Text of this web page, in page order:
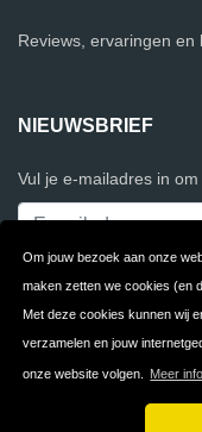
Om jouw bezoek aan onze
maken zetten we cookies (en
Met deze cookies kunnen wij
verzamelen en jouw
onze website volgen. Meer
Reviews, ervaringen
NIEUWSBRIEF
Vul je e-mailadres in
Contact
Algemene